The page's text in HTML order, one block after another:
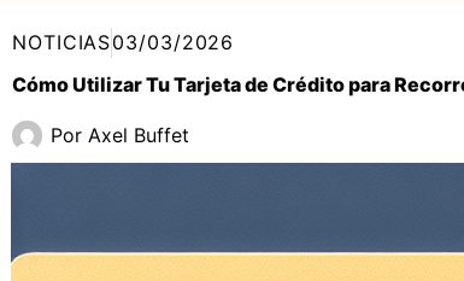
NOTICIAS03/03/2026
Cómo Utilizar Tu Tarjeta de Crédito para
Por Axel Buffet